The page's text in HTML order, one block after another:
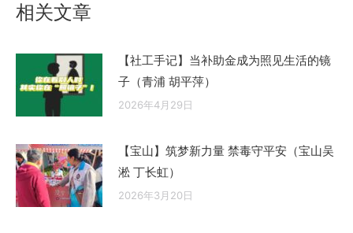
相关文章
【社工手记】当补助金成为照见生活的镜
子（青浦 胡平萍）
2026年4月29日
【宝山】筑梦新力量 禁毒守平安（宝山吴
淞 丁长虹）
2026年3月20日